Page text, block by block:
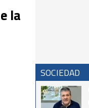
la
SOCIEDAD